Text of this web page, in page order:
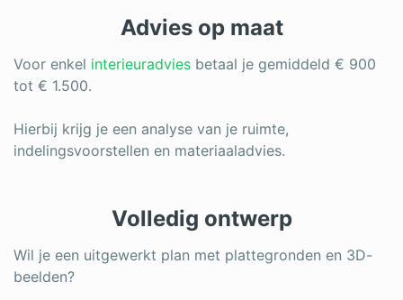
Advies op maat
Voor enkel interieuradvies betaal je gemiddeld € 900
tot € 1.500.
Hierbij krijg je een analyse van je ruimte,
indelingsvoorstellen en materiaaladvies.
Volledig ontwerp
Wil je een uitgewerkt plan met plattegronden en 3D-
beelden?